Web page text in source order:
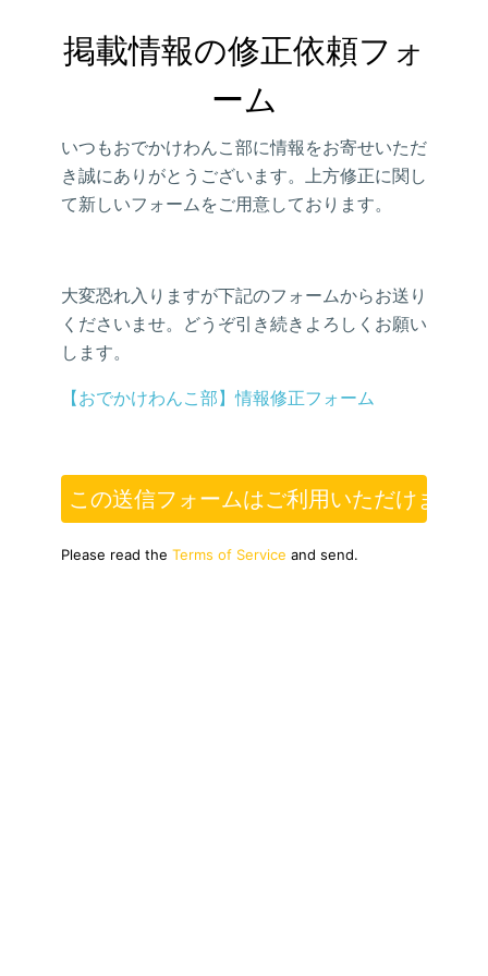
掲載情報の修正依頼フォ
ーム
いつもおでかけわんこ部に情報をお寄せいただ
き誠にありがとうございます。上方修正に関し
て新しいフォームをご用意しております。
大変恐れ入りますが下記のフォームからお送り
くださいませ。どうぞ引き続きよろしくお願い
します。
【おでかけわんこ部】情報修正フォーム
この送信フォームはご利用いただけません
Please read the Terms of Service and send.